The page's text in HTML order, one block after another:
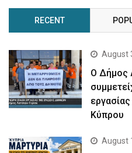
RECENT
August
Ο Δήμος
Κύπρου
August